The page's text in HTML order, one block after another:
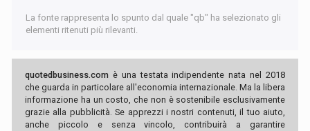
La fonte rappresenta lo spunto dal quale "qb" ha selezionato gli
elementi ritenuti più rilevanti.
quotedbusiness.com è una testata indipendente nata nel 2018
che guarda in particolare all'economia internazionale. Ma la libera
informazione ha un costo, che non è sostenibile esclusivamente
grazie alla pubblicità. Se apprezzi i nostri contenuti, il tuo aiuto,
anche piccolo e senza vincolo, contribuirà a garantire